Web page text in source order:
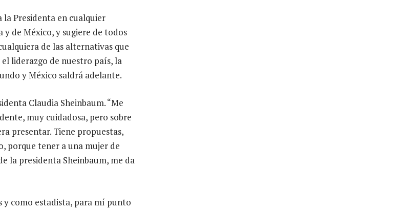
Presidenta en cualquier
de México, y sugiere de todos
de las alternativas que
liderazgo de nuestro país, la
y México saldrá adelante.
Claudia Sheinbaum. “Me
muy cuidadosa, pero sobre
presentar. Tiene propuestas,
porque tener a una mujer de
la presidenta Sheinbaum, me da
y como estadista, para mí punto